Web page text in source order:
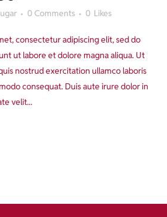
0 Comments 0 Likes
consectetur adipiscing elit, sed do
ut labore et dolore magna aliqua. Ut
nostrud exercitation ullamco laboris
consequat. Duis aute irure dolor in
velit...